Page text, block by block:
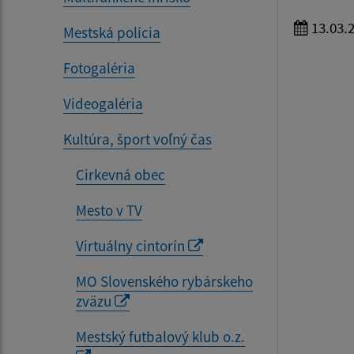
Mestská polícia
Fotogaléria
Videogaléria
Kultúra, šport voľný čas
Cirkevná obec
Mesto v TV
Virtuálny cintorín
MO Slovenského rybárskeho
zväzu
Mestský futbalový klub o.z.